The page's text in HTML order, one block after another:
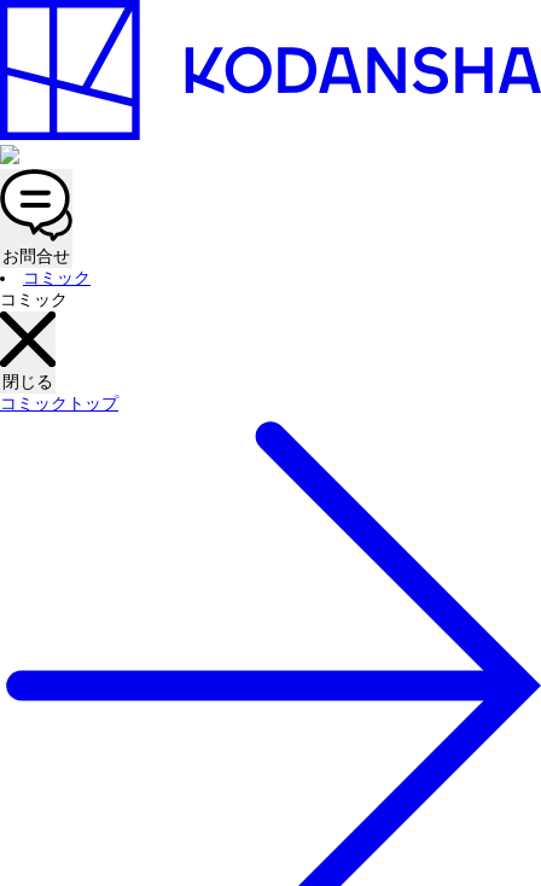
お問合せ
コミック
コミック
閉じる
コミックトップ